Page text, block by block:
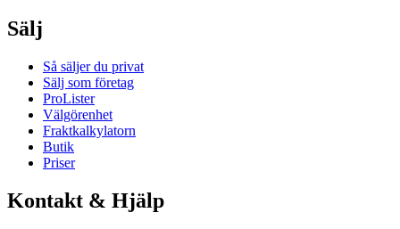
Sälj
Så säljer du privat
Sälj som företag
ProLister
Välgörenhet
Fraktkalkylatorn
Butik
Priser
Kontakt & Hjälp